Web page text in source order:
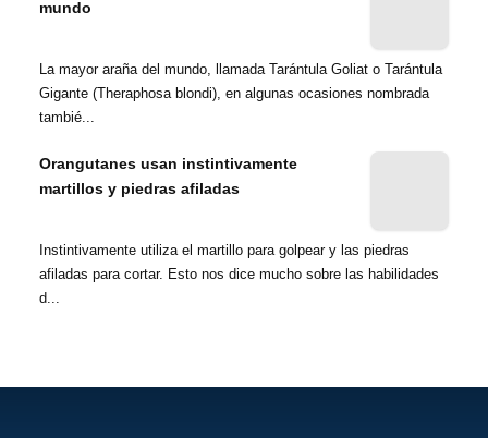
mundo
La mayor araña del mundo, llamada Tarántula Goliat o Tarántula
Gigante (Theraphosa blondi), en algunas ocasiones nombrada
tambié...
Orangutanes usan instintivamente
martillos y piedras afiladas
Instintivamente utiliza el martillo para golpear y las piedras
afiladas para cortar. Esto nos dice mucho sobre las habilidades
d...